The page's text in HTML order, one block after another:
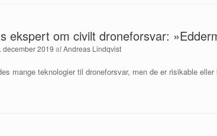
ekspert om civilt droneforsvar:
december 2019 afAndreas Lindqvist
mange teknologier til droneforsvar, men de er risikable